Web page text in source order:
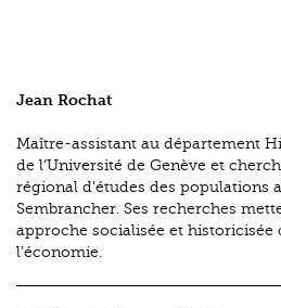
Jean Rochat
Maître-assistant au département
de l’Université de Genève et
régional d’études des populations
Sembrancher. Ses recherches
approche socialisée et historicisée
l’économie.